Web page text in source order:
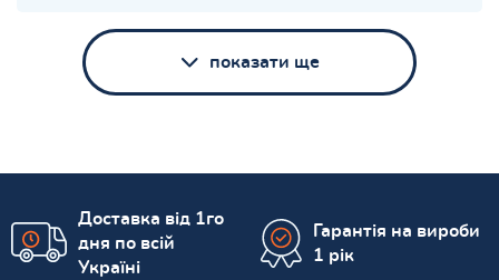
показати ще
Доставка від 1го
дня по всій
Україні
Гарантія на вироби
1 рік